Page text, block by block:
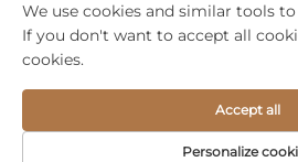
Automobile Service Co., Ltd. -
Производи Сервис
We use cookies and similar tools
If you don't want to accept all
cookies.
Personalize
Accept all